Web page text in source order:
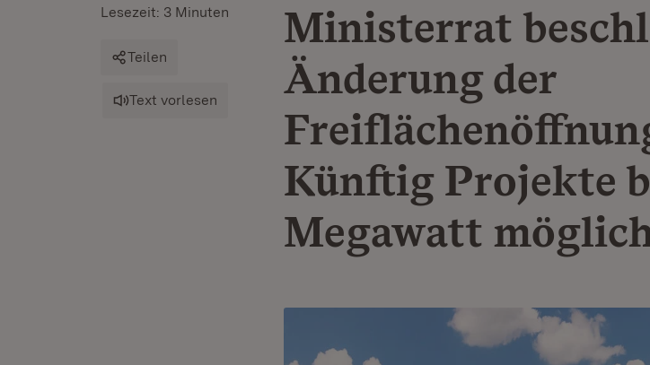
Ministerrat
Änderung der
Künftig Projekte
Megawatt
Lesezeit: 3 Minuten
Teilen
Text vorlesen